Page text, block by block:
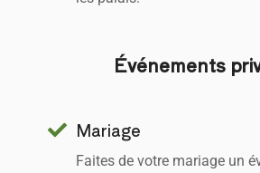
Événements
Mariage
Faites de votre mariage un